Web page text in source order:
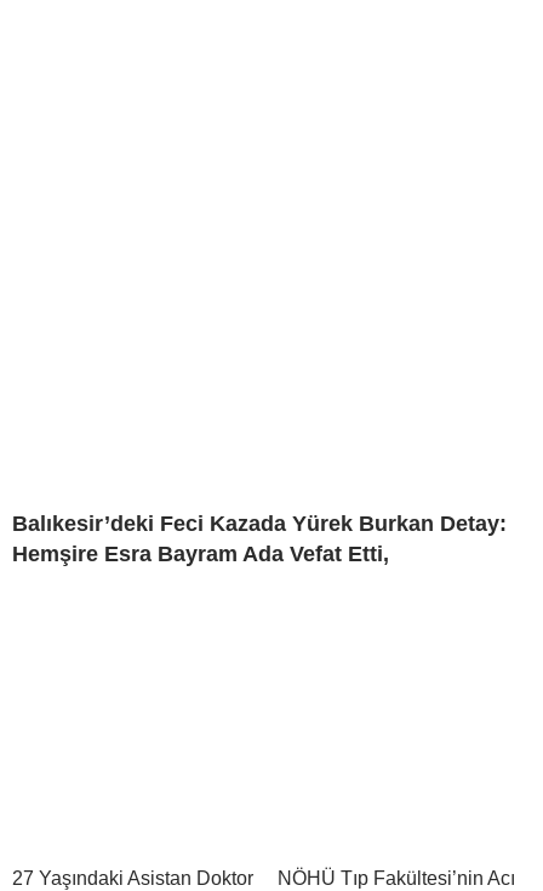
Balıkesir’deki Feci Kazada Yürek Burkan Detay:
Hemşire Esra Bayram Ada Vefat Etti,
27 Yaşındaki Asistan Doktor
NÖHÜ Tıp Fakültesi’nin Acı